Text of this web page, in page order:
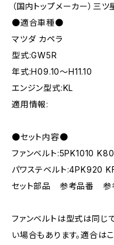
（国内トップメーカー）三
●適合車種●
マツダ カペラ
型式:GW5R
年式:H09.10～H11.10
エンジン型式:KL
適用情報:
●セット内容●
ファンベルト:5PK1010
パワステベルト:4PK920
セット部品 参考品番 参
ファンベルトは型式は同じ
い場合もあります。適合は